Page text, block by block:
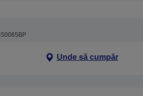
Unde să cumpăr